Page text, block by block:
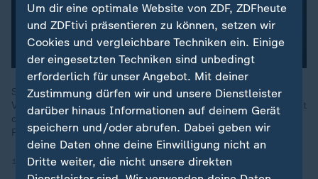
Seit Anfang 2024 gibt es DAVA. Eine neue politische
Vereinigung in Deutschland. Offiziell unabhängig. Doch stimmt
das? Insider berichten, im Hintergrund ziehe Erdoğan die
Fäden.
16.10.2024 | 28:52 min
Um dir eine optimale Website von ZDF, ZDFheute
und ZDFtivi präsentieren zu können, setzen wir
Cookies und vergleichbare Techniken ein. Einige
der eingesetzten Techniken sind unbedingt
erforderlich für unser Angebot. Mit deiner
Zustimmung dürfen wir und unsere Dienstleister
darüber hinaus Informationen auf deinem Gerät
speichern und/oder abrufen. Dabei geben wir
deine Daten ohne deine Einwilligung nicht an
Dritte weiter, die nicht unsere direkten